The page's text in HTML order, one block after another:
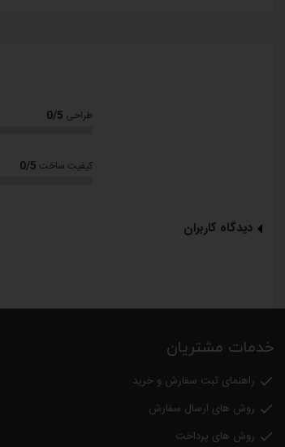
قابل نصب روی دیوار یا استفاده ایستاده
باددهی قوی و یکنواخت در حالت‌های مختلف
پنکه کویین هوم مدل QH-6680
دیواری قابل استفاده است و با داشتن صفحه
طراحی 0/5
کیفیت ساخت 0/5
دیدگاه کاربران
خدمات مشتریان
 راهنمای ثبت سفارش و خرید
 روش های ارسال سفارش
 روش های پرداخت